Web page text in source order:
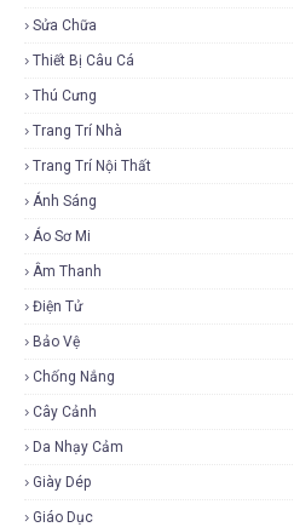
Sửa Chữa
Thiết Bị Câu Cá
Thú Cưng
Trang Trí Nhà
Trang Trí Nội Thất
Ánh Sáng
Áo Sơ Mi
Âm Thanh
Điện Tử
Bảo Vệ
Chống Nắng
Cây Cảnh
Da Nhạy Cảm
Giày Dép
Giáo Dục